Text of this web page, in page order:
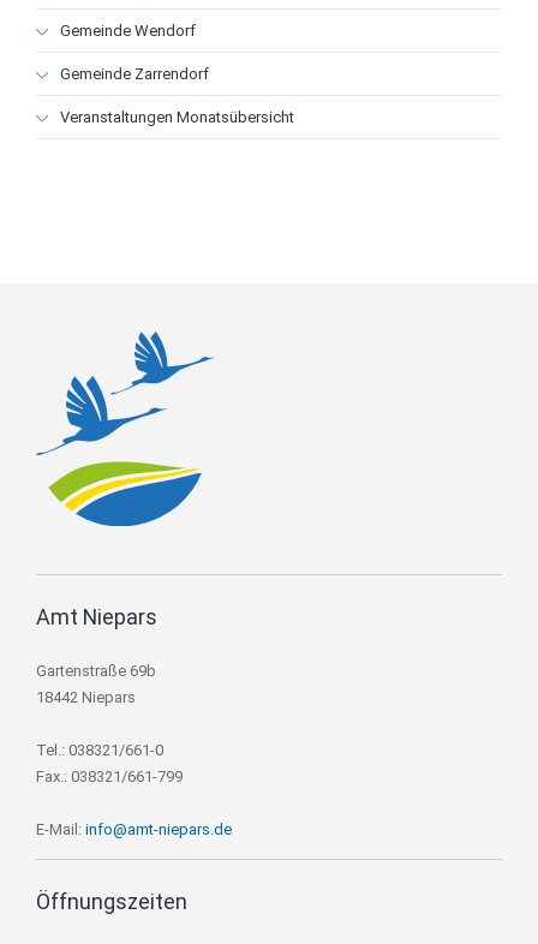
Gemeinde Wendorf
Gemeinde Zarrendorf
Veranstaltungen Monatsübersicht
Amt Niepars
Gartenstraße 69b
18442 Niepars
Tel.: 038321/661-0
Fax.: 038321/661-799
E-Mail: info@amt-niepars.de
Öffnungszeiten